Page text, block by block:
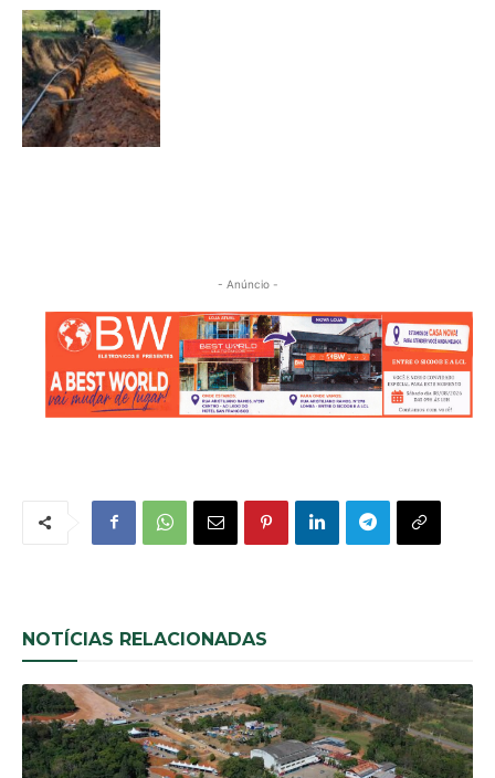
- Anúncio -
NOTÍCIAS RELACIONADAS